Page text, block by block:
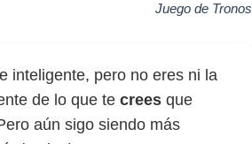
Juego de Tronos
inteligente, pero no eres ni la
de lo que te crees que
aún sigo siendo más